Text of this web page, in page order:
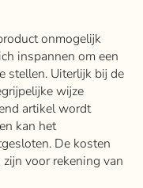
onmogelijk
inspannen om een
stellen. Uiterlijk bij de
wijze
artikel wordt
kan het
De kosten
voor rekening van